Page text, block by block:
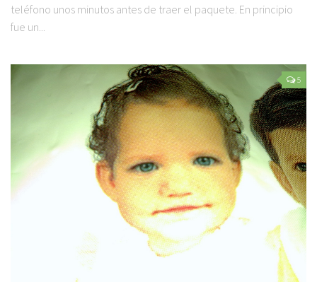
teléfono unos minutos antes de traer el paquete. En principio
fue un...
5